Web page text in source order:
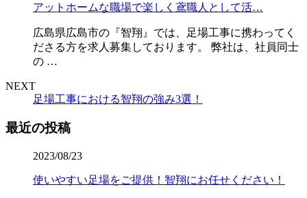
アットホームな職場で楽しく鳶職人として活…
広島県広島市の『智翔』では、足場工事に携わってく
ださる方を求人募集しております。 弊社は、社員同士
の …
NEXT
足場工事における智翔の強み3選！
最近の投稿
2023/08/23
使いやすい足場をご提供！智翔にお任せください！